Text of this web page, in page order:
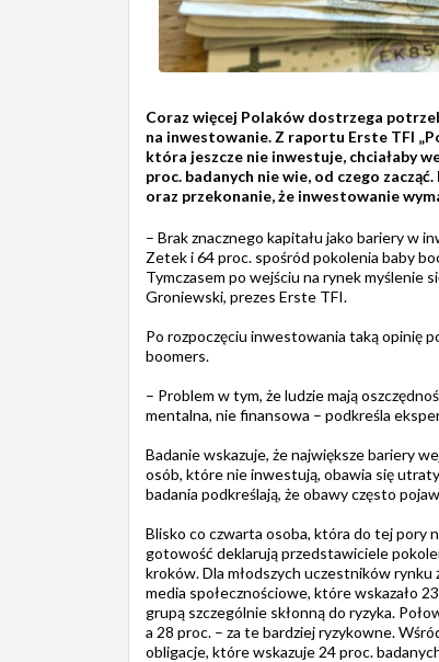
Coraz więcej Polaków dostrzega
na inwestowanie. Z raportu Erste TFI
która jeszcze nie inwestuje, chciałaby
proc. badanych nie wie, od czego
oraz przekonanie, że inwestowanie
– Brak znacznego kapitału jako bariery w
Zetek i 64 proc. spośród pokolenia baby
Tymczasem po wejściu na rynek myślenie
Groniewski, prezes Erste TFI.
Po rozpoczęciu inwestowania taką opinię
boomers.
– Problem w tym, że ludzie mają
mentalna, nie finansowa – podkreśla
Badanie wskazuje, że największe bariery
osób, które nie inwestują, obawia się
badania podkreślają, że obawy często
Blisko co czwarta osoba, która do tej pory
gotowość deklarują przedstawiciele
kroków. Dla młodszych uczestników
media społecznościowe, które wskazało
grupą szczególnie skłonną do ryzyka.
a 28 proc. – za te bardziej ryzykowne.
obligacje, które wskazuje 24 proc.